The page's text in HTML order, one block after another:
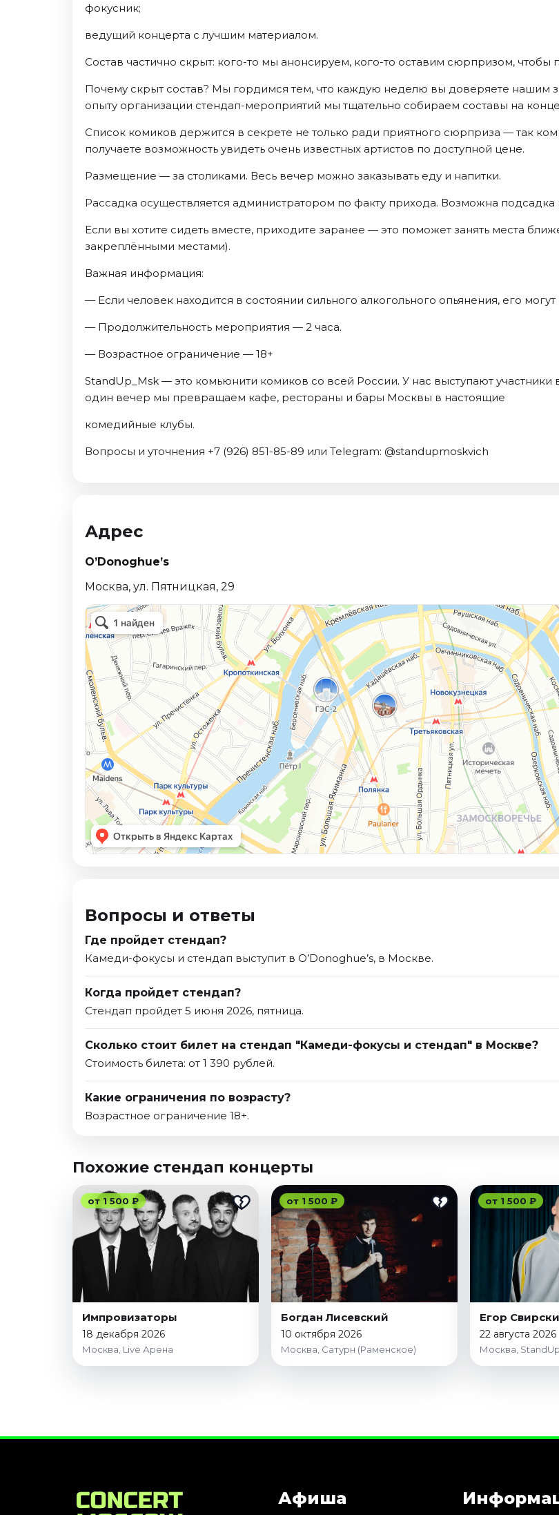
Октябрь 2026
Сентябрь 2026
Октябрь 2026
фокусник;
ведущий концерта с лучшим материалом.
Состав частично скрыт: кого-то мы анонсируем, кого-то оставим сюрпризом,
Почему скрыт состав? Мы гордимся тем, что каждую неделю вы доверяете нашим
опыту организации стендап-мероприятий мы тщательно собираем составы на
Список комиков держится в секрете не только ради приятного сюрприза — так
получаете возможность увидеть очень известных артистов по доступной цене.
Размещение — за столиками. Весь вечер можно заказывать еду и напитки.
Рассадка осуществляется администратором по факту прихода. Возможна
Если вы хотите сидеть вместе, приходите заранее — это поможет занять места
закреплёнными местами).
Важная информация:
— Если человек находится в состоянии сильного алкогольного опьянения, его могут
— Продолжительность мероприятия — 2 часа.
— Возрастное ограничение — 18+
StandUp_Msk — это комьюнити комиков со всей России. У нас выступают
один вечер мы превращаем кафе, рестораны и бары Москвы в настоящие
комедийные клубы.
Вопросы и уточнения +7 (926) 851-85-89 или Telegram: @standupmoskvich
Адрес
O’Donoghue’s
Москва, ул. Пятницкая, 29
Вопросы и ответы
Где пройдет стендап?
Камеди-фокусы и стендап выступит в O’Donoghue’s, в Москве.
Когда пройдет стендап?
Стендап пройдет 5 июня 2026, пятница.
Сколько стоит билет на стендап "Камеди-фокусы и стендап" в Москве?
Стоимость билета: от 1 390 рублей.
Какие ограничения по возрасту?
Возрастное ограничение 18+.
Похожие стендап концерты
от 1 500 ₽
Импровизаторы
18 декабря 2026
Москва, Live Арена
от 1 500 ₽
Богдан Лисевский
10 октября 2026
Москва, Сатурн (Раменское)
от 1 500 ₽
Егор
22 августа 2026
Москва,
Афиша